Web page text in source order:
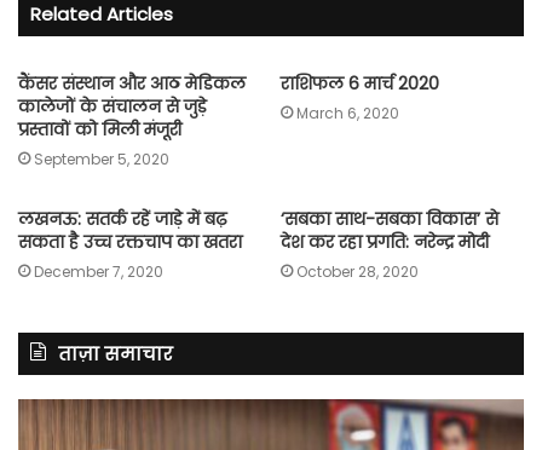
Related Articles
कैंसर संस्थान और आठ मेडिकल
कालेजों के संचालन से जुड़े
प्रस्तावों को मिली मंजूरी
September 5, 2020
राशिफल 6 मार्च 2020
March 6, 2020
लखनऊ: सतर्क रहें जाड़े में बढ़
सकता है उच्च रक्तचाप का खतरा
December 7, 2020
‘सबका साथ-सबका विकास’ से
देश कर रहा प्रगति: नरेन्द्र मोदी
October 28, 2020
ताज़ा समाचार